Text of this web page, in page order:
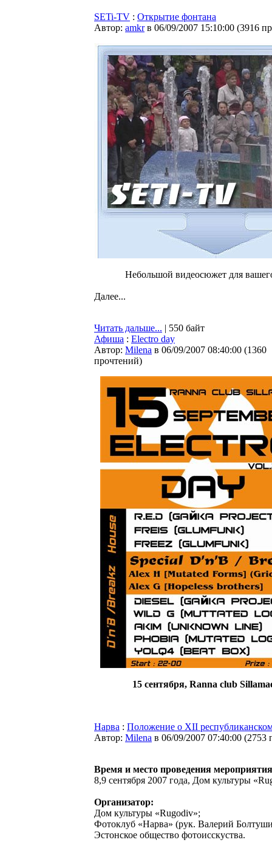
SETi-TV : Открытие фонтана
Автор: amkr в 06/09/2007 15:10:00 (3916
Небольшой видеосюжет для
Далее...
Читать дальше... | 550 байт
Афиша : Electro day
Автор: Milena в 06/09/2007 08:40:00 (1360
прочтений)
15 сентября, Ranna club
Нарва : Положение о XII
Автор: Milena в 06/09/2007 07:40:00 (2753
Время и место проведения
8,9 сентября 2007 года, Дом культуры
Организатор:
Дом культуры «Rugodiv»;
Фотоклуб «Нарва» (рук. Валерий
Эстонское общество фотоисскуства.